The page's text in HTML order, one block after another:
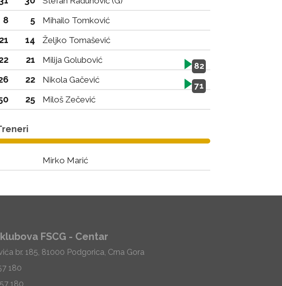
8 5 Mihailo Tomković
21 14 Željko Tomašević
21 Milija Golubović
82
22 Nikola Gačević
71
25 Miloš Zečević
Mirko Marić
FSCG - Centar
br. 185, 81000 Podgorica, Crna Gora
180
180